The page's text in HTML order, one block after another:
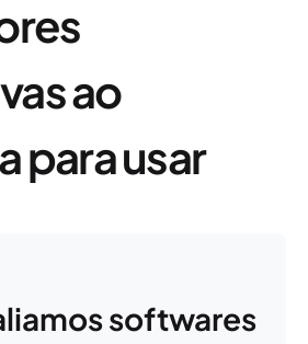
ao
para usar
softwares